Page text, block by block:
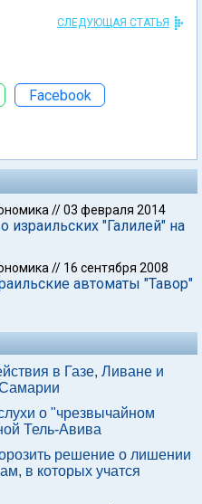
СЛЕДУЮЩАЯ СТАТЬЯ
Facebook
//03 февраля 2014
израильских "Галилей" на
// 16 сентября 2008
автоматы "Тавор"
в Газе, Ливане и
о "чрезвычайном
Тель-Авива
решение о лишении
в которых учатся